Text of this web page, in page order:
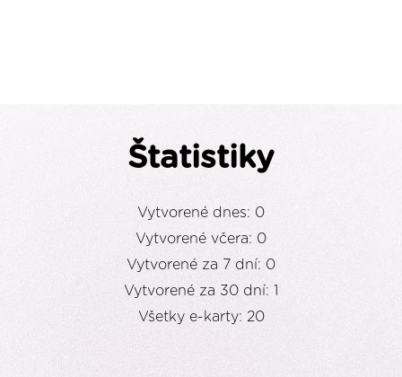
Štatistiky
Vytvorené dnes: 0
Vytvorené včera: 0
Vytvorené za 7 dní: 0
Vytvorené za 30 dní: 1
Všetky e-karty: 20